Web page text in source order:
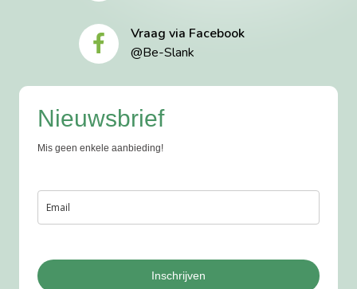
Vraag via Facebook
@Be-Slank
Nieuwsbrief
Mis geen enkele aanbieding!
Inschrijven